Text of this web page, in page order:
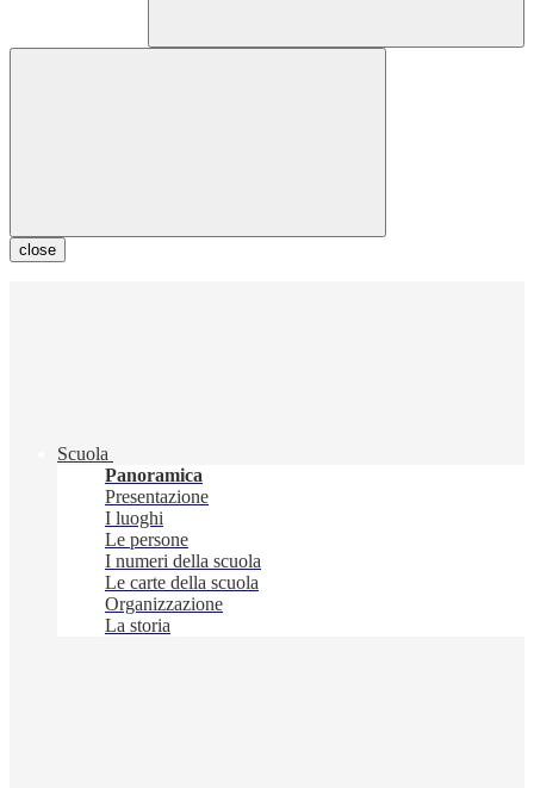
close
Scuola
Panoramica
Presentazione
I luoghi
Le persone
I numeri della scuola
Le carte della scuola
Organizzazione
La storia